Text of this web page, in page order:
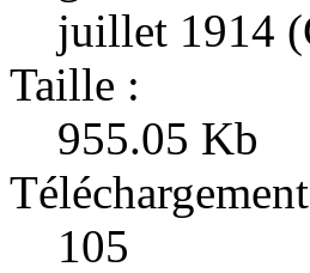
juillet 1914
Taille :
955.05 Kb
105